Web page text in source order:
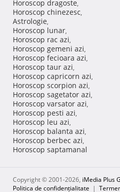
Horoscop dragoste,
Horoscop chinezesc,
Astrologie,
Horoscop lunar,
Horoscop rac azi,
Horoscop gemeni azi,
Horoscop fecioara azi,
Horoscop taur azi,
Horoscop capricorn azi,
Horoscop scorpion azi,
Horoscop sagetator azi,
Horoscop varsator azi,
Horoscop pesti azi,
Horoscop leu azi,
Horoscop balanta azi,
Horoscop berbec azi,
Horoscop saptamanal
Copyright © 2001-2026, iMedia Plus
Politica de confidențialitate |